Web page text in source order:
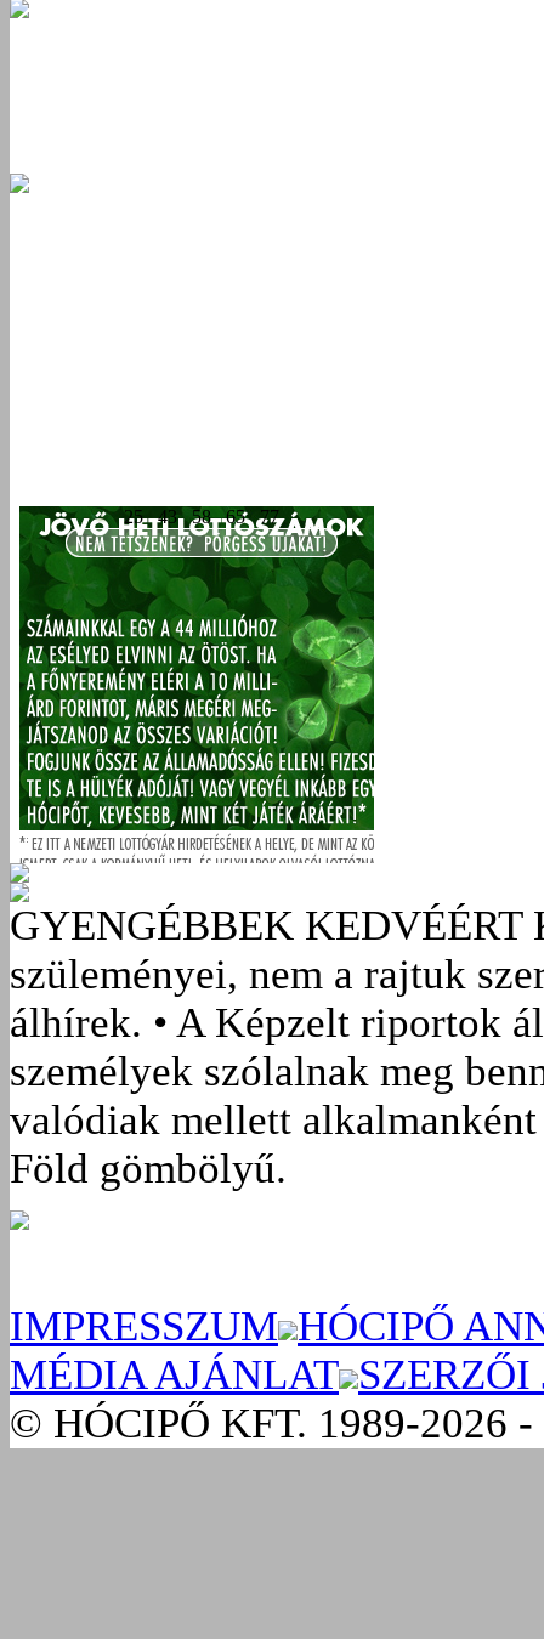
GYENGÉBBEK KEDVÉÉRT
szüleményei, nem a rajtuk
álhírek. • A Képzelt riportok
személyek szólalnak meg
valódiak mellett
Föld gömbölyű.
IMPRESSZUM HÓCIPŐ
MÉDIA AJÁNLAT SZERZŐI
© HÓCIPŐ KFT. 1989-2026